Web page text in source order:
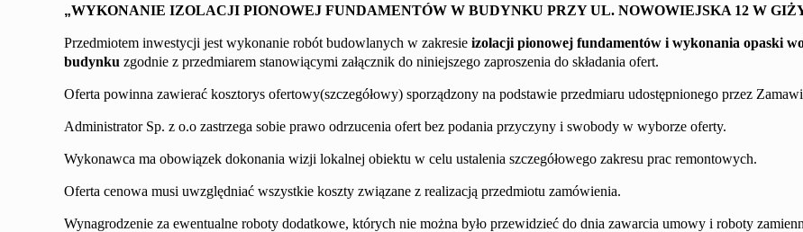
„WYKONANIE IZOLACJI PIONOWEJ FUNDAMENTÓW W BUDYNKU PRZY UL.NOWOWIEJSKA 12 W
Przedmiotem inwestycji jest wykonanie robót budowlanych w zakresieizolacji pionowej fundamentówi wykonania opaski
budynku zgodnie z przedmiarem stanowiącymi załącznik do niniejszego zaproszenia do składania ofert.
Oferta powinna zawierać kosztorys ofertowy(szczegółowy) sporządzony na podstawie przedmiaru udostępnionego przez
Administrator Sp. z o.o zastrzega sobie prawo odrzucenia ofert bez podania przyczyny i swobody w wyborze oferty.
Wykonawca ma obowiązek dokonania wizji lokalnej obiektu w celu ustalenia szczegółowego zakresu prac remontowych.
Oferta cenowa musi uwzględniać wszystkie koszty związane z realizacją przedmiotu zamówienia.
Wynagrodzenie za ewentualne roboty dodatkowe, których nie można było przewidzieć do dnia zawarcia umowy i roboty